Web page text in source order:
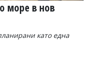
море в нов
като една